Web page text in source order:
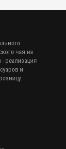
чая на
реализация
и